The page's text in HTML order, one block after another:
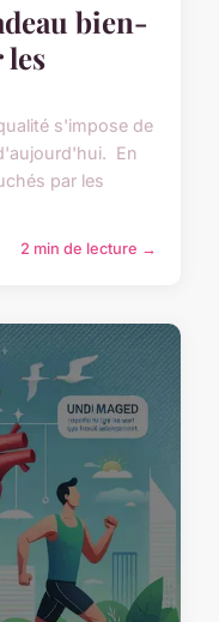
bien-
les
s'impose de
En
par les
2 min de lecture →